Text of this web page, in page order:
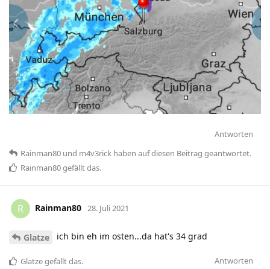
Antworten
Rainman80 und m4v3rick haben auf diesen Beitrag geantwortet.
Rainman80gefällt das.
R Rainman80 28. Juli 2021
Glatze ich bin eh im osten...da hat's 34 grad
Antworten
Glatzegefällt das.